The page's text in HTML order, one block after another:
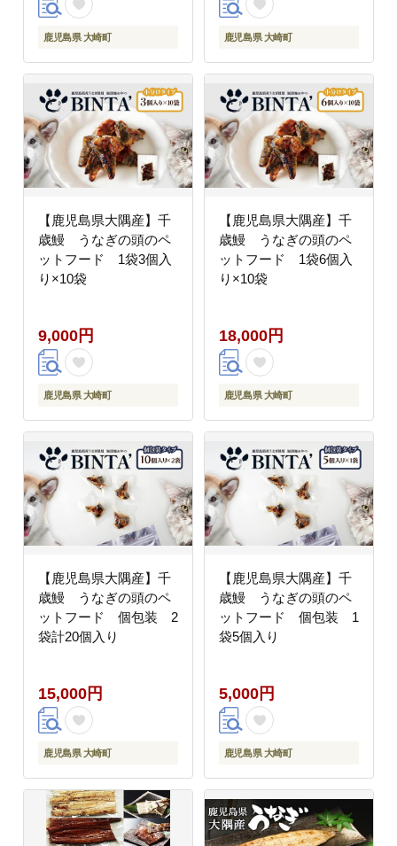
鹿児島県 大崎町 鹿児島県 大崎町
【鹿児島県大隅産】千
歳鰻 うなぎの頭のペ
ットフード 1袋3個入
り×10袋
9,000円
鹿児島県 大崎町
【鹿児島県大隅産】千
歳鰻 うなぎの頭のペ
ットフード 1袋6個入
り×10袋
18,000円
鹿児島県 大崎町
【鹿児島県大隅産】千
歳鰻 うなぎの頭のペ
ットフード 個包装 2
袋計20個入り
15,000円
鹿児島県 大崎町
【鹿児島県大隅産】千
歳鰻 うなぎの頭のペ
ットフード 個包装 1
袋5個入り
5,000円
鹿児島県 大崎町